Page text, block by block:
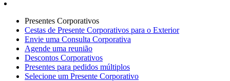
Presentes Corporativos
Cestas de Presente Corporativos para o Exterior
Envie uma Consulta Corporativa
Agende uma reunião
Descontos Corporativos
Presentes para pedidos múltiplos
Selecione um Presente Corporativo